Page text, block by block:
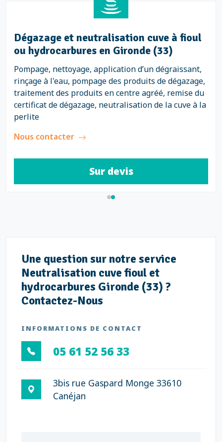
Dégazage et neutralisation cuve à fioul
ou hydrocarbures en Gironde (33)
Pompage, nettoyage, application d’un dégraissant,
rinçage à l'eau, pompage des produits de dégazage,
traitement des produits en centre agréé, remise du
certificat de dégazage, neutralisation de la cuve à la
perlite
Nous contacter
Sur devis
Une question sur notre service
Neutralisation cuve fioul et
hydrocarbures Gironde (33) ?
Contactez-Nous
INFORMATIONS DE CONTACT
05 61 52 56 33
3bis rue Gaspard Monge 33610
Canéjan